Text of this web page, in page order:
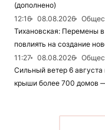
(дополнено)
12:16
08.08.2026
Тихановская: Перемены
повлиять на создание
11:27
08.08.2026
Сильный ветер 6
крыши более 700 домов